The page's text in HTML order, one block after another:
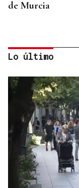
de Murcia
"CAPACIDAD
El reparto de
entre Gobierno
Lo último